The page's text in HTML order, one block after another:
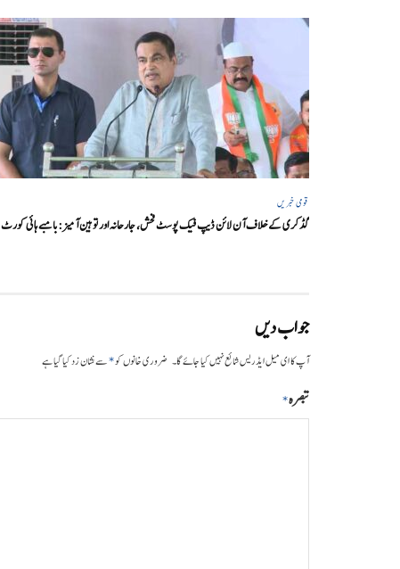
قومی خبریں
گڈکری کے خلاف آن لائن ڈیپ فیک پوسٹ فحش، جارحانہ اور توہین آمیز:بامبے ہائی کورٹ
جواب دیں
آپ کا ای میل ایڈریس شائع نہیں کیا جائے گا۔ ضروری خانوں کو*سے نشان زد کیا گیا ہے
تبصرہ*